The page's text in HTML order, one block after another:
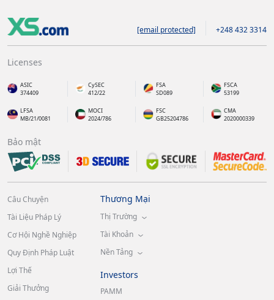
[email protected] +248 432 3314
Licenses
ASIC
374409
CySEC
412/22
FSA
SD089
FSCA
53199
LFSA
MB/21/0081
MOCI
2024/786
FSC
GB25204786
CMA
2020000339
Bảo mật
Câu Chuyện
Tài Liệu Pháp Lý
Cơ Hội Nghề Nghiệp
Quy Định Pháp Luật
Lợi Thế
Giải Thưởng
Thương Mại
Thị Trường
Tài Khoản
Nền Tảng
Investors
PAMM